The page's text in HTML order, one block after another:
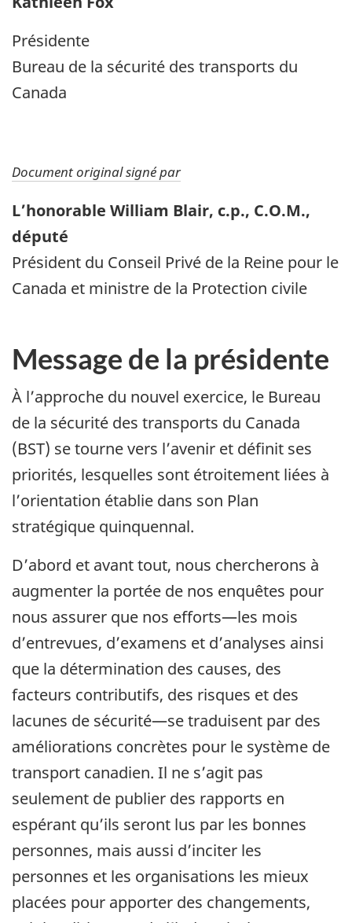
Présidente
Bureau de la sécurité des transports du
Canada
Document original signé par
L’honorable William Blair, c.p., C.O.M.,
député
Président du Conseil Privé de la Reine pour le
Canada et ministre de la Protection civile
Message de la présidente
À l’approche du nouvel exercice, le Bureau
de la sécurité des transports du Canada
(BST) se tourne vers l’avenir et définit ses
priorités, lesquelles sont étroitement liées à
l’orientation établie dans son Plan
stratégique quinquennal.
D’abord et avant tout, nous chercherons à
augmenter la portée de nos enquêtes pour
nous assurer que nos efforts—les mois
d’entrevues, d’examens et d’analyses ainsi
que la détermination des causes, des
facteurs contributifs, des risques et des
lacunes de sécurité—se traduisent par des
améliorations concrètes pour le système de
transport canadien. Il ne s’agit pas
seulement de publier des rapports en
espérant qu’ils seront lus par les bonnes
personnes, mais aussi d’inciter les
personnes et les organisations les mieux
placées pour apporter des changements,